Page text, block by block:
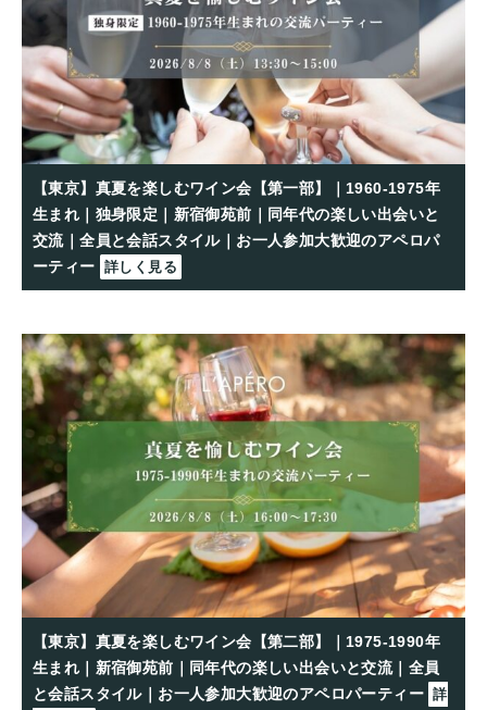
【東京】真夏を楽しむワイン会【第一部】｜1960-1975年
生まれ｜独身限定｜新宿御苑前｜同年代の楽しい出会いと
交流｜全員と会話スタイル｜お一人参加大歓迎のアペロパ
ーティー 詳しく見る
【東京】真夏を楽しむワイン会【第二部】｜1975-1990年
生まれ｜新宿御苑前｜同年代の楽しい出会いと交流｜全員
と会話スタイル｜お一人参加大歓迎のアペロパーティー 詳